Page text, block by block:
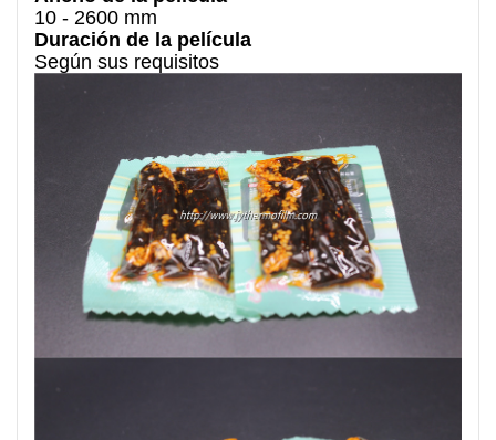
10 - 2600 mm
Duración de la película
Según sus requisitos